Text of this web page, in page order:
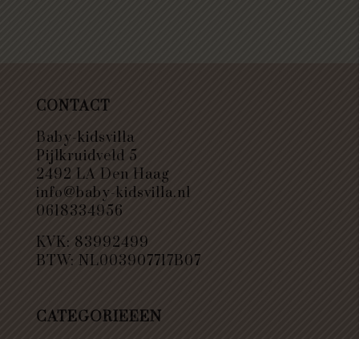
CONTACT
Baby-kidsvilla
Pijlkruidveld 5
2492 LA Den Haag
info@baby-kidsvilla.nl
0618334956
KVK: 83992499
BTW: NL003907717B07
CATEGORIEEEN